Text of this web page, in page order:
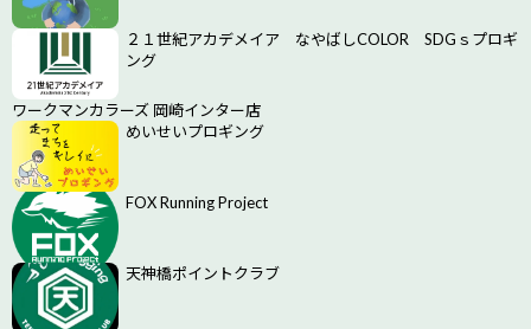
２１世紀アカデメイア なやばしCOLOR SDGｓプロギ
ング
ワークマンカラーズ 岡崎インター店
めいせいプロギング
FOX Running Project
天神橋ポイントクラブ